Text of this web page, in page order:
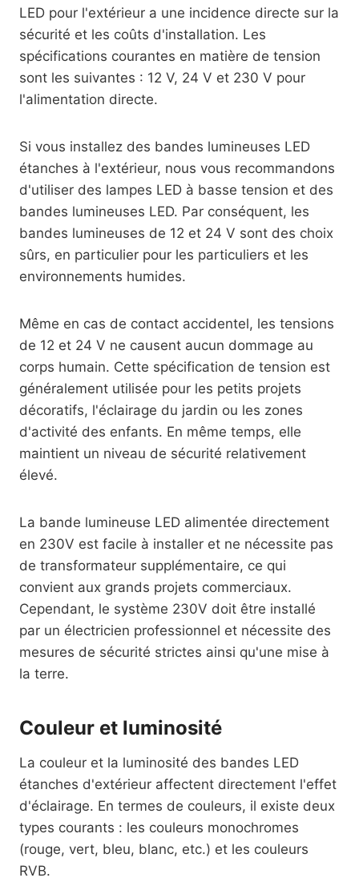
LED pour l'extérieur a une incidence directe sur la
sécurité et les coûts d'installation. Les
spécifications courantes en matière de tension
sont les suivantes : 12 V, 24 V et 230 V pour
l'alimentation directe.
Si vous installez des bandes lumineuses LED
étanches à l'extérieur, nous vous recommandons
d'utiliser des lampes LED à basse tension et des
bandes lumineuses LED. Par conséquent, les
bandes lumineuses de 12 et 24 V sont des choix
sûrs, en particulier pour les particuliers et les
environnements humides.
Même en cas de contact accidentel, les tensions
de 12 et 24 V ne causent aucun dommage au
corps humain. Cette spécification de tension est
généralement utilisée pour les petits projets
décoratifs, l'éclairage du jardin ou les zones
d'activité des enfants. En même temps, elle
maintient un niveau de sécurité relativement
élevé.
La bande lumineuse LED alimentée directement
en 230V est facile à installer et ne nécessite pas
de transformateur supplémentaire, ce qui
convient aux grands projets commerciaux.
Cependant, le système 230V doit être installé
par un électricien professionnel et nécessite des
mesures de sécurité strictes ainsi qu'une mise à
la terre.
Couleur et luminosité
La couleur et la luminosité des bandes LED
étanches d'extérieur affectent directement l'effet
d'éclairage. En termes de couleurs, il existe deux
types courants : les couleurs monochromes
(rouge, vert, bleu, blanc, etc.) et les couleurs
RVB.